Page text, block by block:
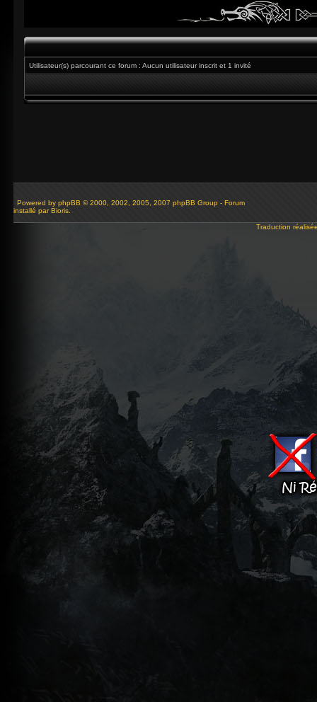
Utilisateur(s) parcourant ce forum : Aucun utilisateur inscrit et 1 invité
Powered by phpBB © 2000, 2002, 2005, 2007 phpBB Group - Forum
installé par Bioris.
Traduction